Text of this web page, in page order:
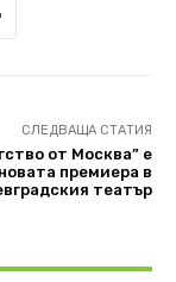
СЛЕДВАЩА СТАТИЯ
от Москва” e
новата премиера в
театър